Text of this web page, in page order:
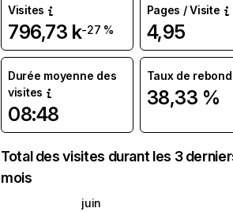
Visites
796,73 k-27 %
Pages / Visite
4,95
Durée moyenne des
visites
08:48
Taux de rebond
38,33 %
Total des visites durant les 3
mois
juin